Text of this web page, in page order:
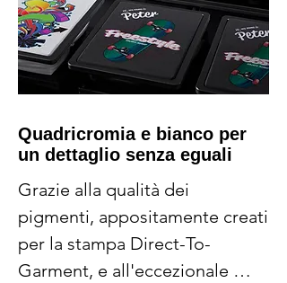
dime di diverse misure per
alloggiare i capi da stampare.
Quadricromia e bianco per
un dettaglio senza eguali
Grazie alla qualità dei
pigmenti, appositamente creati
per la stampa Direct-To-
Garment, e all'eccezionale